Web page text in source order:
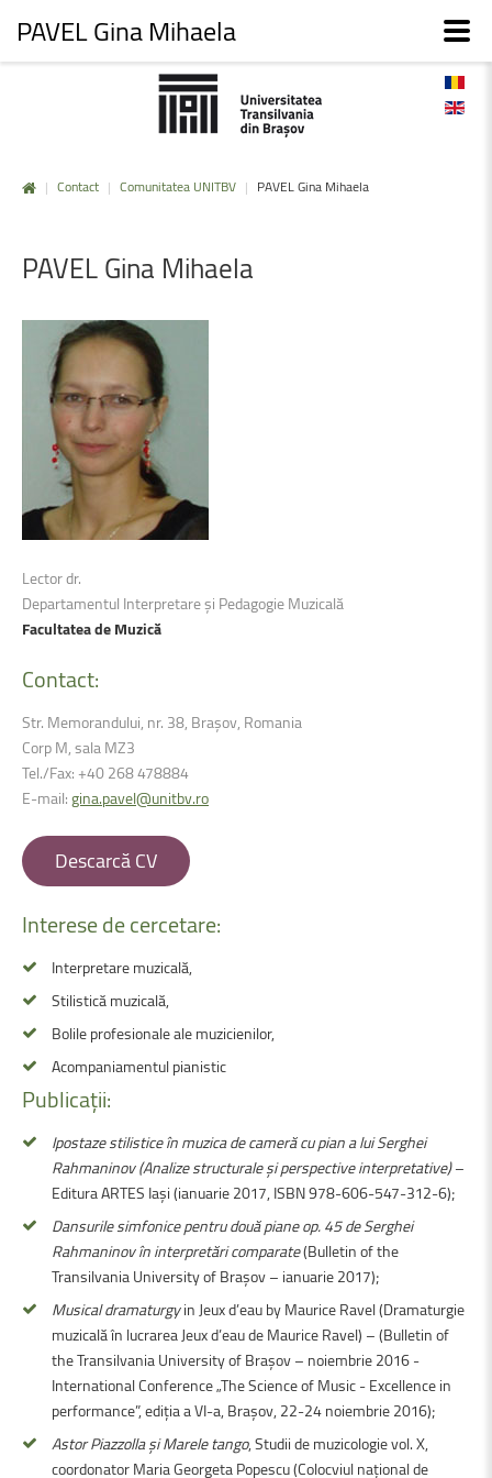
| Contact | Comunitatea UNITBV | PAVEL Gina Mihaela
PAVELGina Mihaela
Lector dr.
Departamentul Interpretare şi Pedagogie Muzicală
Facultatea de Muzică
Contact:
Str. Memorandului, nr. 38, Brașov, Romania
Corp M, sala MZ3
Tel./Fax: +40 268 478884
E-mail:gina.pavel@unitbv.ro
Descarcă CV
Interesedecercetare:
Interpretare muzicală,
Stilistică muzicală,
Bolile profesionale ale muzicienilor,
Acompaniamentul pianistic
Publicații:
Ipostaze stilistice în muzica de cameră cu pian a lui Serghei
Rahmaninov (Analize structurale şi perspective interpretative)–
Editura ARTES Iaşi (ianuarie 2017, ISBN 978-606-547-312-6);
Dansurile simfonice pentru două piane op. 45 de Serghei
Rahmaninov în interpretări comparate(Bulletin of the
Transilvania University of Braşov – ianuarie 2017);
Musical dramaturgyin Jeux d’eau by Maurice Ravel (Dramaturgie
muzicală în lucrarea Jeux d’eau de Maurice Ravel) – (Bulletin of
the Transilvania University of Braşov – noiembrie 2016 -
International Conference „The Science of Music - Excellence in
performance”, ediţia a VI-a, Braşov, 22-24 noiembrie 2016);
Astor Piazzolla şi Marele tango, Studii de muzicologie vol. X,
coordonator Maria Georgeta Popescu (Colocviul naţional de
PAVEL Gina Mihaela